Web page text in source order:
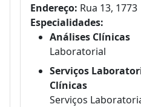
Endereço: Rua 13, 1773
Especialidades:
Análises Clínicas
Laboratorial
Serviços
Clínicas
Serviços